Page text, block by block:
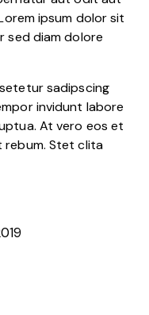
ipsum dolor sit
sed diam dolore
sadipscing
invidunt labore
At vero eos et
rebum. Stet clita